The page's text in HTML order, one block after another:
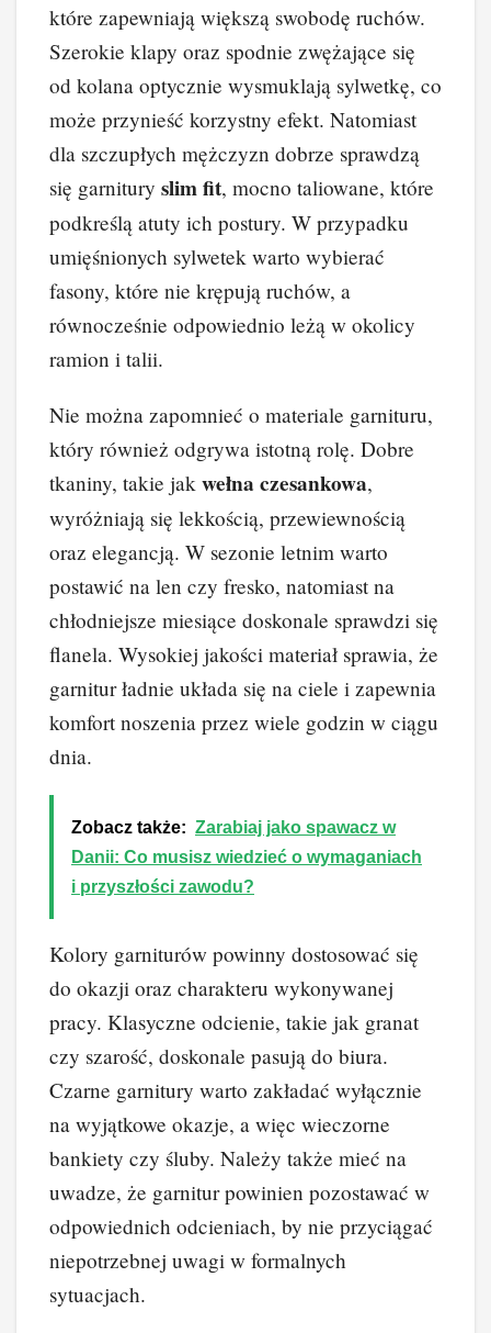
które zapewniają większą swobodę ruchów.
Szerokie klapy oraz spodnie zwężające się
od kolana optycznie wysmuklają sylwetkę, co
może przynieść korzystny efekt. Natomiast
dla szczupłych mężczyzn dobrze sprawdzą
się garnitury slim fit, mocno taliowane, które
podkreślą atuty ich postury. W przypadku
umięśnionych sylwetek warto wybierać
fasony, które nie krępują ruchów, a
równocześnie odpowiednio leżą w okolicy
ramion i talii.
Nie można zapomnieć o materiale garnituru,
który również odgrywa istotną rolę. Dobre
tkaniny, takie jak wełna czesankowa,
wyróżniają się lekkością, przewiewnością
oraz elegancją. W sezonie letnim warto
postawić na len czy fresko, natomiast na
chłodniejsze miesiące doskonale sprawdzi się
flanela. Wysokiej jakości materiał sprawia, że
garnitur ładnie układa się na ciele i zapewnia
komfort noszenia przez wiele godzin w ciągu
dnia.
Zobacz także: Zarabiaj jako spawacz w
Danii: Co musisz wiedzieć o wymaganiach
i przyszłości zawodu?
Kolory garniturów powinny dostosować się
do okazji oraz charakteru wykonywanej
pracy. Klasyczne odcienie, takie jak granat
czy szarość, doskonale pasują do biura.
Czarne garnitury warto zakładać wyłącznie
na wyjątkowe okazje, a więc wieczorne
bankiety czy śluby. Należy także mieć na
uwadze, że garnitur powinien pozostawać w
odpowiednich odcieniach, by nie przyciągać
niepotrzebnej uwagi w formalnych
sytuacjach.